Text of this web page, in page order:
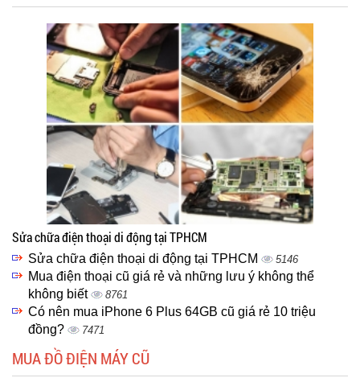
Sửa chữa điện thoại di động tại TPHCM
Sửa chữa điện thoại di động tại TPHCM 5146
Mua điện thoại cũ giá rẻ và những lưu ý không thể
không biết
8761
Có nên mua iPhone 6 Plus 64GB cũ giá rẻ 10 triệu
đồng?
7471
MUA ĐỒ ĐIỆN MÁY CŨ